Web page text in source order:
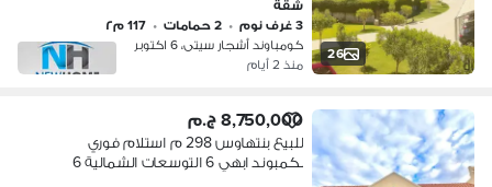
26
شقة للبيع - دريم لاند - التوسعات
الشمالية
شقة
3 غرف نوم
• 2 حمامات • 117 م٢
كومباوند أشجار سيتى، 6 اكتوبر
منذ 2 أيام
8,750,000 ج.م
للبيع بنتهاوس 298 م استلام فوري
بكمبوند ابهي 6 التوسعات الشمالية 6